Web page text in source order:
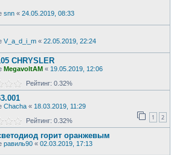
snn « 24.05.2019, 08:33
V_a_d_i_m « 22.05.2019, 22:24
CHRYSLER
MegavoltAM « 19.05.2019, 12:06
Рейтинг: 0.32%
Chacha « 18.03.2019, 11:29
1 2
Рейтинг: 0.32%
горит оранжевым
равиль90 « 02.03.2019, 17:13